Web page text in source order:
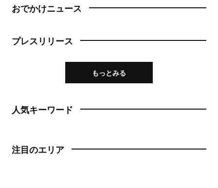
おでかけニュース
プレスリリース
もっとみる
人気キーワード
注目のエリア